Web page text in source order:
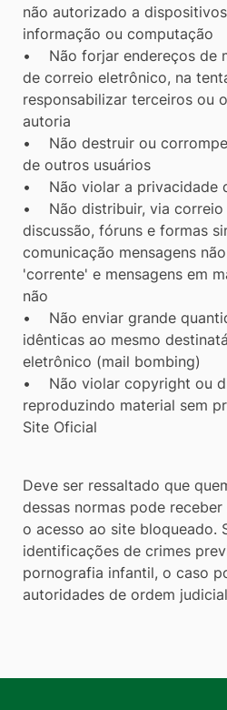
não autorizado a
informação ou computação
• Não forjar endereços de
de correio eletrônico, na
responsabilizar terceiros ou
autoria
• Não destruir ou
de outros usuários
• Não violar a privacidade
• Não distribuir, via correio
discussão, fóruns e formas
comunicação mensagens
'corrente' e mensagens em
não
• Não enviar grande
idênticas ao mesmo
eletrônico (mail bombing)
• Não violar copyright ou
reproduzindo material sem
Site Oficial
Deve ser ressaltado que
dessas normas pode
o acesso ao site bloqueado.
identificações de crimes
pornografia infantil, o caso
autoridades de ordem